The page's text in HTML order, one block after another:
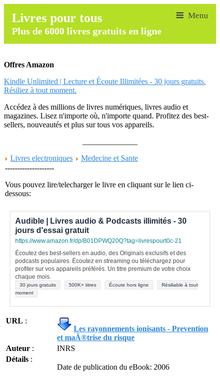
Livres pour tous
Plus de 6000 livres gratuits en ligne
Offres Amazon
Kindle Unlimited | Lecture et Écoute Illimitées - 30 jours gratuits.
Résiliez à tout moment.
Accédez à des millions de livres numériques, livres audio et
magazines. Lisez n'importe où, n'importe quand. Profitez des best-
sellers, nouveautés et plus sur tous vos appareils.
Livres electroniques
Medecine et Sante
--------------------
Vous pouvez lire/telecharger le livre en cliquant sur le lien ci-
dessous:
Audible | Livres audio & Podcasts illimités - 30
jours d'essai gratuit
https://www.amazon.fr/dp/B01DPWQ20Q?tag=livrespourt0c-21
Écoutez des best-sellers en audio, des Originals exclusifs et des
podcasts populaires. Écoutez en streaming ou téléchargez pour
profiter sur vos appareils préférés. Un titre premium de votre choix
chaque mois.
30 jours gratuits 500K+ titres Écoute hors ligne
Résiliable à tout
moment
URL :
Les rayonnements ionisants - Prevention
et maÃ®trise du risque
Auteur :
INRS
Détails :
Date de publication du eBook: 2006